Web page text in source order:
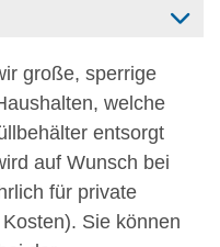
große, sperrige
welche
entsorgt
auf Wunsch bei
für private
Sie können